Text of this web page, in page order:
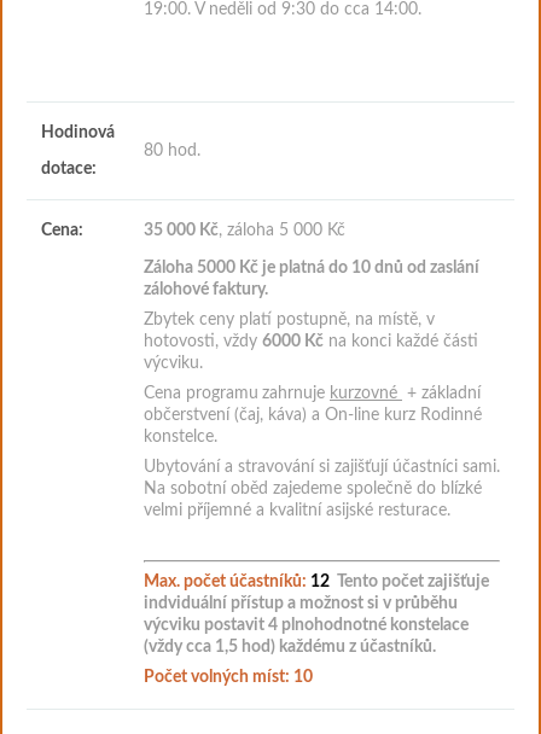
19:00. V neděli od 9:30 do cca 14:00.
Hodinová
dotace:
80 hod.
Cena: 35 000 Kč, záloha 5 000 Kč
Záloha 5000 Kč je platná do 10 dnů od zaslání
zálohové faktury.
Zbytek ceny platí postupně, na místě, v
hotovosti, vždy 6000 Kč na konci každé části
výcviku.
Cena programu zahrnuje kurzovné + základní
občerstvení (čaj, káva) a On-line kurz Rodinné
konstelce.
Ubytování a stravování si zajišťují účastníci sami.
Na sobotní oběd zajedeme společně do blízké
velmi příjemné a kvalitní asijské resturace.
Max. počet účastníků: 12 Tento počet zajišťuje
indviduální přístup a možnost si v průběhu
výcviku postavit 4 plnohodnotné konstelace
(vždy cca 1,5 hod) každému z účastníků.
Počet volných míst: 10